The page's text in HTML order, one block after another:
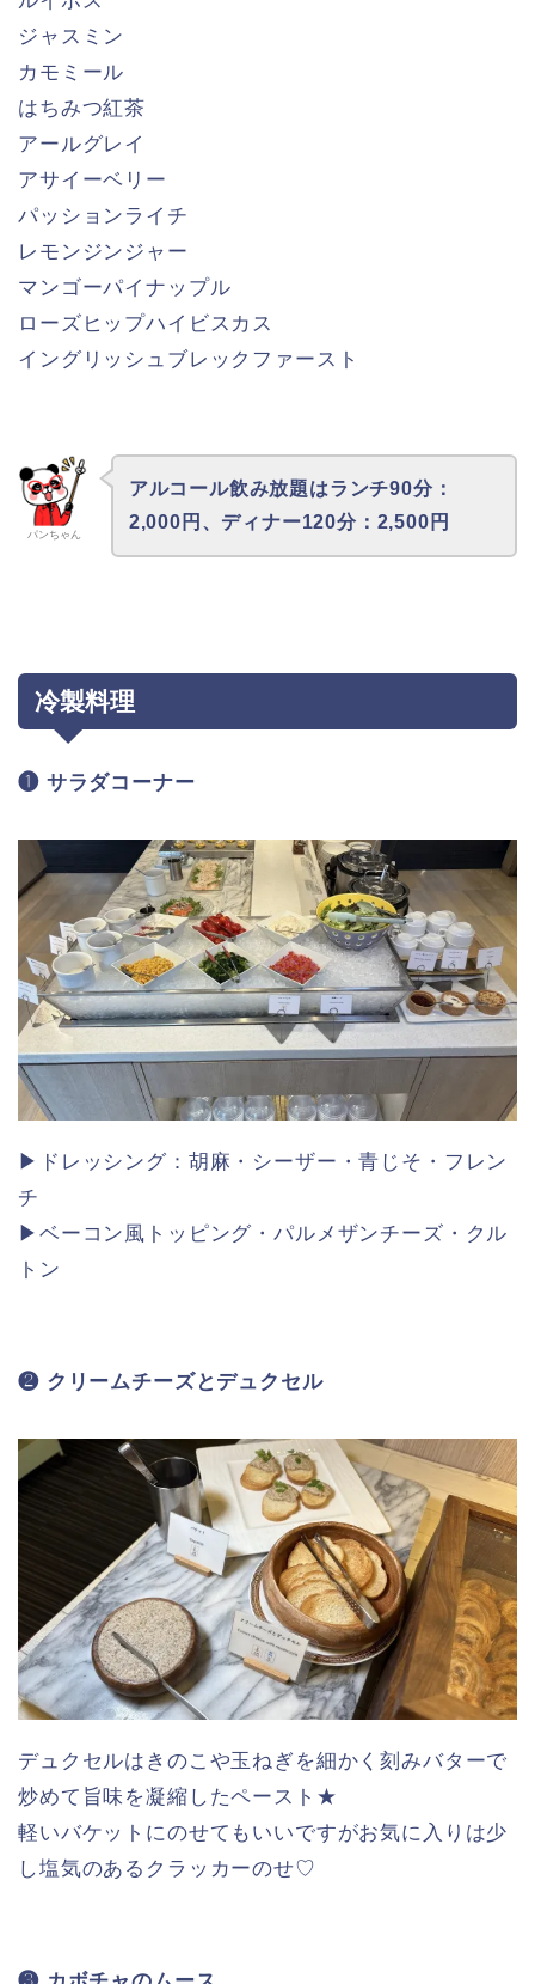
ジャスミン
カモミール
はちみつ紅茶
アールグレイ
アサイーベリー
パッションライチ
レモンジンジャー
マンゴーパイナップル
ローズヒップハイビスカス
イングリッシュブレックファースト
パンちゃん
アルコール飲み放題はランチ90分：
2,000円、ディナー120分：2,500円
冷製料理
❶ サラダコーナー
▶ドレッシング：胡麻・シーザー・青じそ・フレン
チ
▶ベーコン風トッピング・パルメザンチーズ・クル
トン
❷ クリームチーズとデュクセル
デュクセルはきのこや玉ねぎを細かく刻みバターで
炒めて旨味を凝縮したペースト★
軽いバケットにのせてもいいですがお気に入りは少
し塩気のあるクラッカーのせ♡